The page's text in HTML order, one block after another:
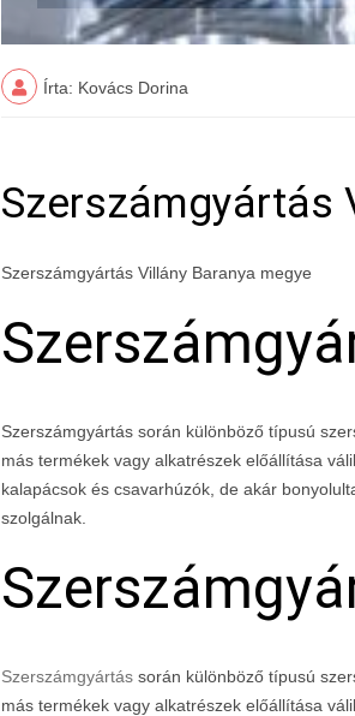
Írta: Kovács Dorina
Szerszámgyártás
Szerszámgyártás Villány Baranya megye
Szerszámgyártás során különböző típusú
más termékek vagy alkatrészek előállítása
kalapácsok és csavarhúzók, de akár
szolgálnak.
Szerszámgyártás során különböző típusú
más termékek vagy alkatrészek előállítása